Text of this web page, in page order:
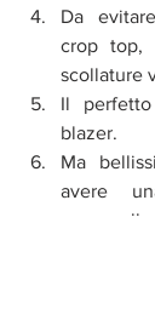
Da
crop top,
scollature
Il
blazer.
Ma
avere